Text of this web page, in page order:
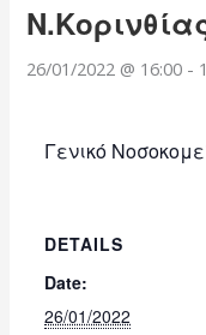
26/01/2022 @ 16:00 -
Γενικό
DETAILS
Date:
26/01/2022